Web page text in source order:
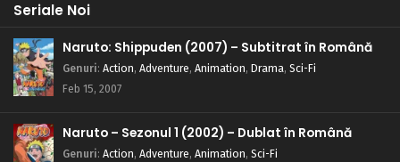
Seriale Noi
Naruto: Shippuden (2007) – Subtitrat în Română
Genuri: Action, Adventure, Animation, Drama, Sci-Fi
Feb 15, 2007
Naruto – Sezonul 1 (2002) – Dublat în Română
Genuri: Action, Adventure, Animation, Sci-Fi